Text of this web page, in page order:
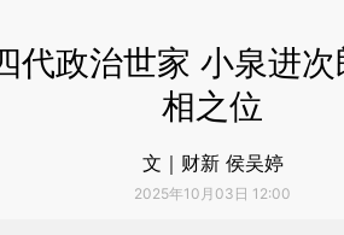
代政治世家 小泉进
相之位
文｜财新 侯吴婷
2025年10月03日 12:00